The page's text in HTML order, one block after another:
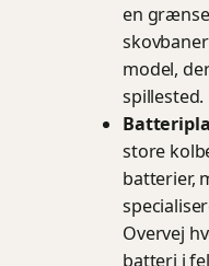
en grænse
model,
spillested.
store
batterier,
Overvej
batteri i